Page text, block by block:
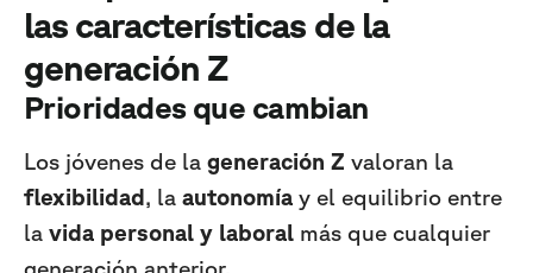
las características de la
generación Z
Prioridades que cambian
Los jóvenes de la generación Z valoran la
flexibilidad, la autonomía y el equilibrio entre
la vida personal y laboral más que cualquier